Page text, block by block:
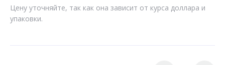
Цену уточняйте, так как она зависит от курса доллара и
упаковки.